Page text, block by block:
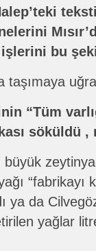
bu
taşımaya
“Tüm
söküldü ,
“fabrikayı
ya da
yağlar